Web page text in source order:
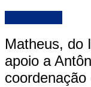
Matheus, do
apoio a